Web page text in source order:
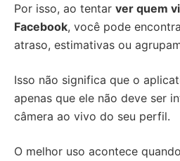
Por isso, ao tentar ver quem
Facebook, você pode
atraso, estimativas ou
Isso não significa que o
apenas que ele não deve ser
câmera ao vivo do seu perfil.
O melhor uso acontece